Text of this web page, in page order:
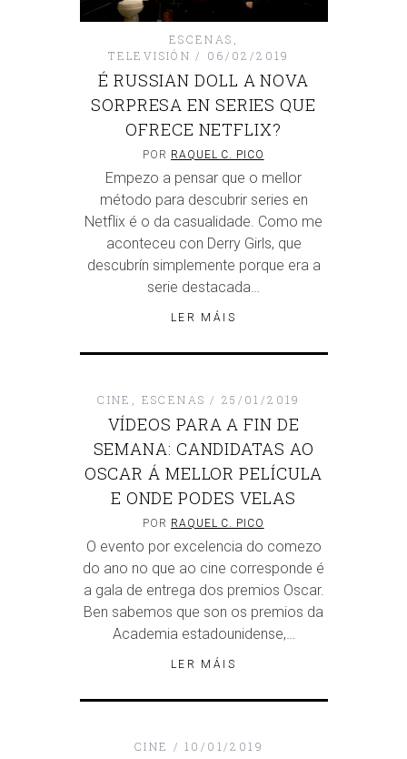
ESCENAS ,
TELEVISIÓN
06/02/2019
É RUSSIAN DOLL A NOVA
SORPRESA EN SERIES QUE
OFRECE NETFLIX?
POR RAQUEL C. PICO
Empezo a pensar que o mellor
método para descubrir series en
Netflix é o da casualidade. Como me
aconteceu con Derry Girls, que
descubrín simplemente porque era a
serie destacada…
LER MÁIS
CINE , ESCENAS 25/01/2019
VÍDEOS PARA A FIN DE
SEMANA: CANDIDATAS AO
OSCAR Á MELLOR PELÍCULA
E ONDE PODES VELAS
POR RAQUEL C. PICO
O evento por excelencia do comezo
do ano no que ao cine corresponde é
a gala de entrega dos premios Oscar.
Ben sabemos que son os premios da
Academia estadounidense,…
LER MÁIS
CINE 10/01/2019